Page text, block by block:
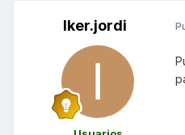
Iker.jordi